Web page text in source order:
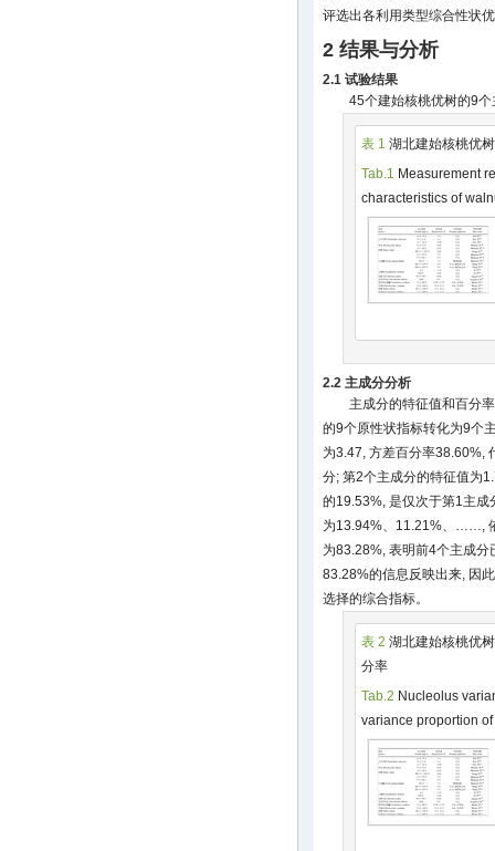
评选出各利用类型综合性状
2 结果与分析
2.1 试验结果
45个建始核桃优树的9
表 1 湖北建始核桃优
Tab.1 Measurement
characteristics of
2.2 主成分分析
主成分的特征值和百分
的9个原性状指标转化为9个
为3.47, 方差百分率38.60%,
分; 第2个主成分的特征值为
的19.53%, 是仅次于第1主成
为13.94%、11.21%、……,
为83.28%, 表明前4个主成
83.28%的信息反映出来, 因
选择的综合指标。
表 2 湖北建始核桃优
分率
Tab.2 Nucleolus
variance proportion